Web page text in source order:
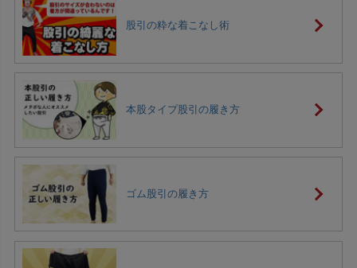
股引の粋な着こなし術
本股タイプ股引の履き方
ゴム股引の履き方